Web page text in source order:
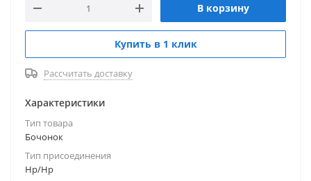
В корзину
Купить в 1 клик
Рассчитать доставку
Характеристики
Тип товара
Бочонок
Тип присоединения
Нр/Нр